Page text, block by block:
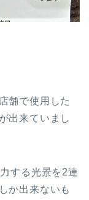
舗で使用した
出来ていまし
する光景を2連
か出来ないも